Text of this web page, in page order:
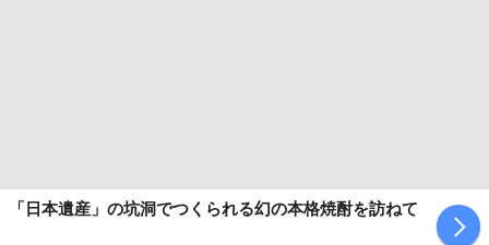
「日本遺産」の坑洞でつくられる幻の本格焼酎を訪ねて